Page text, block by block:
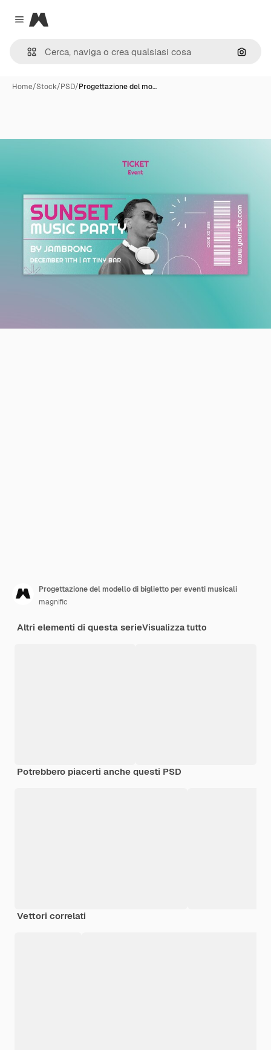
Close menu
Magnific
Cerca
Home/Stock/PSD/Progettazione del mo…
Progettazione del modello di biglietto per eventi musicali
magnific
Altri elementi di questa serieVisualizza tutto
Potrebbero piacerti anche questi PSD
Vettori correlati